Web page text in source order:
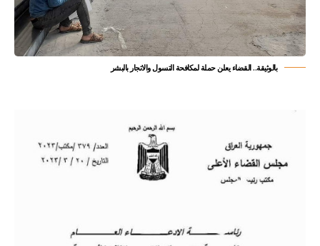
بالوثيقة.. القضاء يعلن حملة لمكافحة التسول والاتجار بالبشر